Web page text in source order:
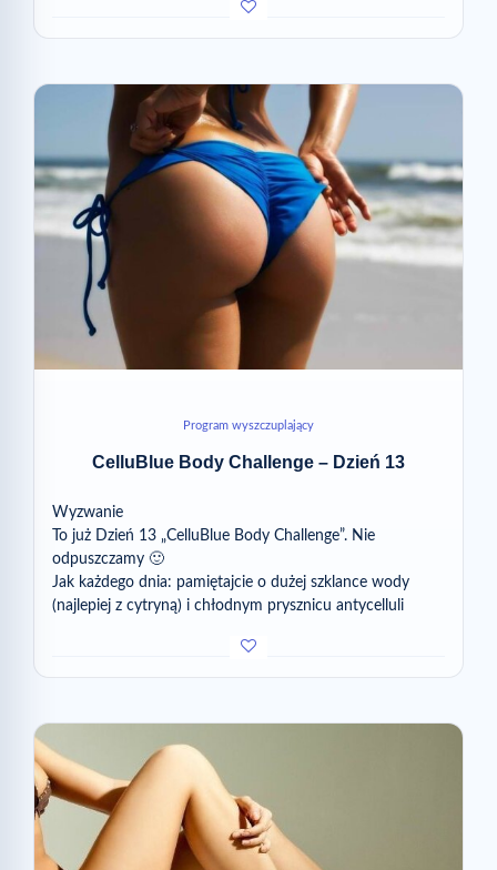
Program wyszczuplający
CelluBlue Body Challenge – Dzień 13
Wyzwanie
To już Dzień 13 „CelluBlue Body Challenge”. Nie
odpuszczamy 🙂
Jak każdego dnia: pamiętajcie o dużej szklance wody
(najlepiej z cytryną) i chłodnym prysznicu antycelluli